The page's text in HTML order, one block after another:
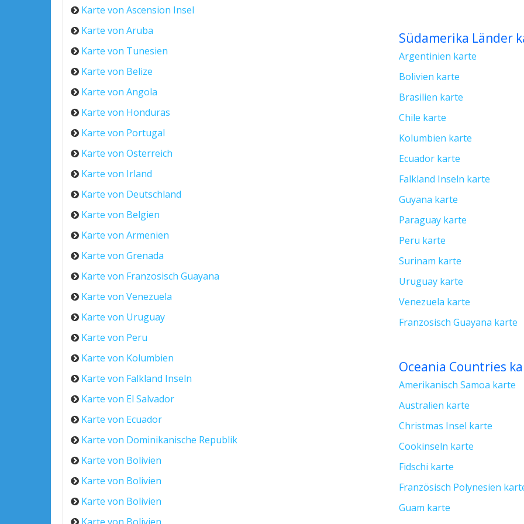
Karte von Ascension Insel
Karte von Aruba
Karte von Tunesien
Karte von Belize
Karte von Angola
Karte von Honduras
Karte von Portugal
Karte von Osterreich
Karte von Irland
Karte von Deutschland
Karte von Belgien
Karte von Armenien
Karte von Grenada
Karte von Franzosisch Guayana
Karte von Venezuela
Karte von Uruguay
Karte von Peru
Karte von Kolumbien
Karte von Falkland Inseln
Karte von El Salvador
Karte von Ecuador
Karte von Dominikanische Republik
Karte von Bolivien
Karte von Bolivien
Karte von Bolivien
Südamerika Länder
Argentinien karte
Bolivien karte
Brasilien karte
Chile karte
Kolumbien karte
Ecuador karte
Falkland Inseln karte
Guyana karte
Paraguay karte
Peru karte
Surinam karte
Uruguay karte
Venezuela karte
Franzosisch Guayana karte
Oceania Countries
Amerikanisch Samoa karte
Australien karte
Christmas Insel karte
Cookinseln karte
Fidschi karte
Französisch Polynesien
Guam karte